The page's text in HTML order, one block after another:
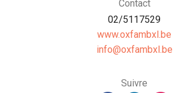
Contact
02/5117529
www.oxfambxl.be
eb.lxbmafxo@ofni
Suivre